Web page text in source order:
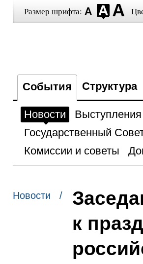
Размер шрифта:
События Структура
Новости
Государственный
Комиссии и советы
Новости /
к